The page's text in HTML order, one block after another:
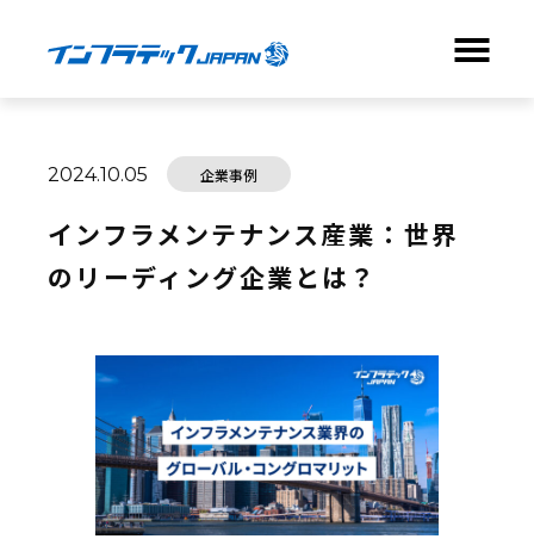
NEWS
COMPANY
RECRUIT
CONTACT
2024.10.05 企業事例
インフラメンテナンス産業：世界
のリーディング企業とは？